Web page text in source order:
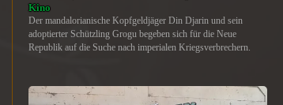
Kino
Der mandalorianische Kopfgeldjäger Din Djarin und sein
adoptierter Schützling Grogu begeben sich für die Neue
Republik auf die Suche nach imperialen Kriegsverbrechern.